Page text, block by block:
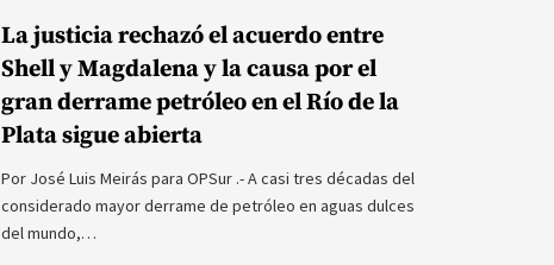
La justicia rechazó el acuerdo entre
Shell y Magdalena y la causa por el
gran derrame petróleo en el Río de la
Plata sigue abierta
Por José Luis Meirás para OPSur .- A casi tres décadas del
considerado mayor derrame de petróleo en aguas dulces
del mundo,…